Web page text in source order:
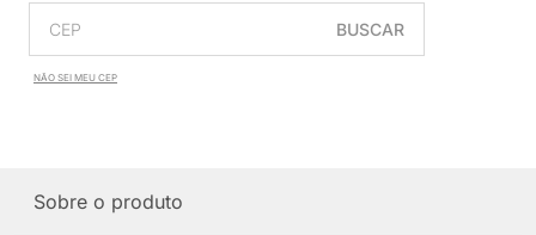
BUSCAR
NÃO SEI MEU CEP
Sobre o produto